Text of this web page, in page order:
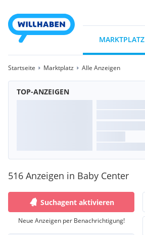
MARKTPLATZ
Startseite Marktplatz Alle Anzeigen
TOP-ANZEIGEN
516 Anzeigen in Baby Center
Suchagent aktivieren
Neue Anzeigen per Benachrichtigung!